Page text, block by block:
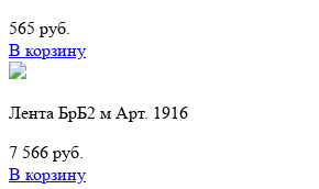
565 руб.
В корзину
Лента БрБ2 м Арт. 1916
7 566 руб.
В корзину